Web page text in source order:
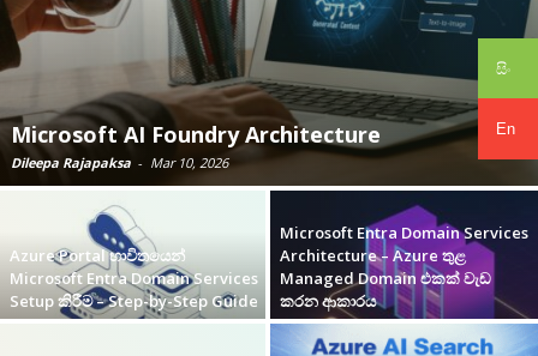
සිං
En
Microsoft AI Foundry Architecture
Dileepa Rajapaksa - Mar 10, 2026
Azure Portal භාවිතයෙන්
Microsoft Entra Domain Services
Setup කිරීම – Step-by-Step Guide
Microsoft Entra Domain Services
Architecture – Azure තුළ
Managed Domain එකක් වැඩ
කරන ආකාරය